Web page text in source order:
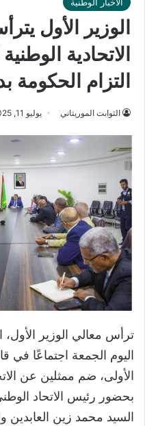
الوزير الأول
الاتحادية
التزام
الثوابت الموريتاني يوليو 11, 2025
ترأس معالي الوزير الأول،
اليوم الجمعة اجتماعًا في
الأولى، ضم ممثلين عن
بحضور رئيس الاتحاد
السيد محمد زين العابدين